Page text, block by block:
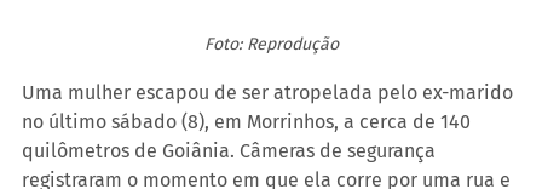
Foto: Reprodução
Uma mulher escapou de ser atropelada pelo ex-marido
no último sábado (8), em Morrinhos, a cerca de 140
quilômetros de Goiânia. Câmeras de segurança
registraram o momento em que ela corre por uma rua e